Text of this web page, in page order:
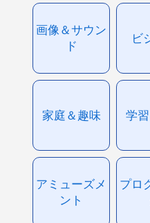
画像＆サウン
ド
ビ
家庭＆趣味 学
アミューズメ
ント
プロ